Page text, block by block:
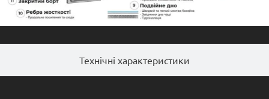
Технічні характеристики